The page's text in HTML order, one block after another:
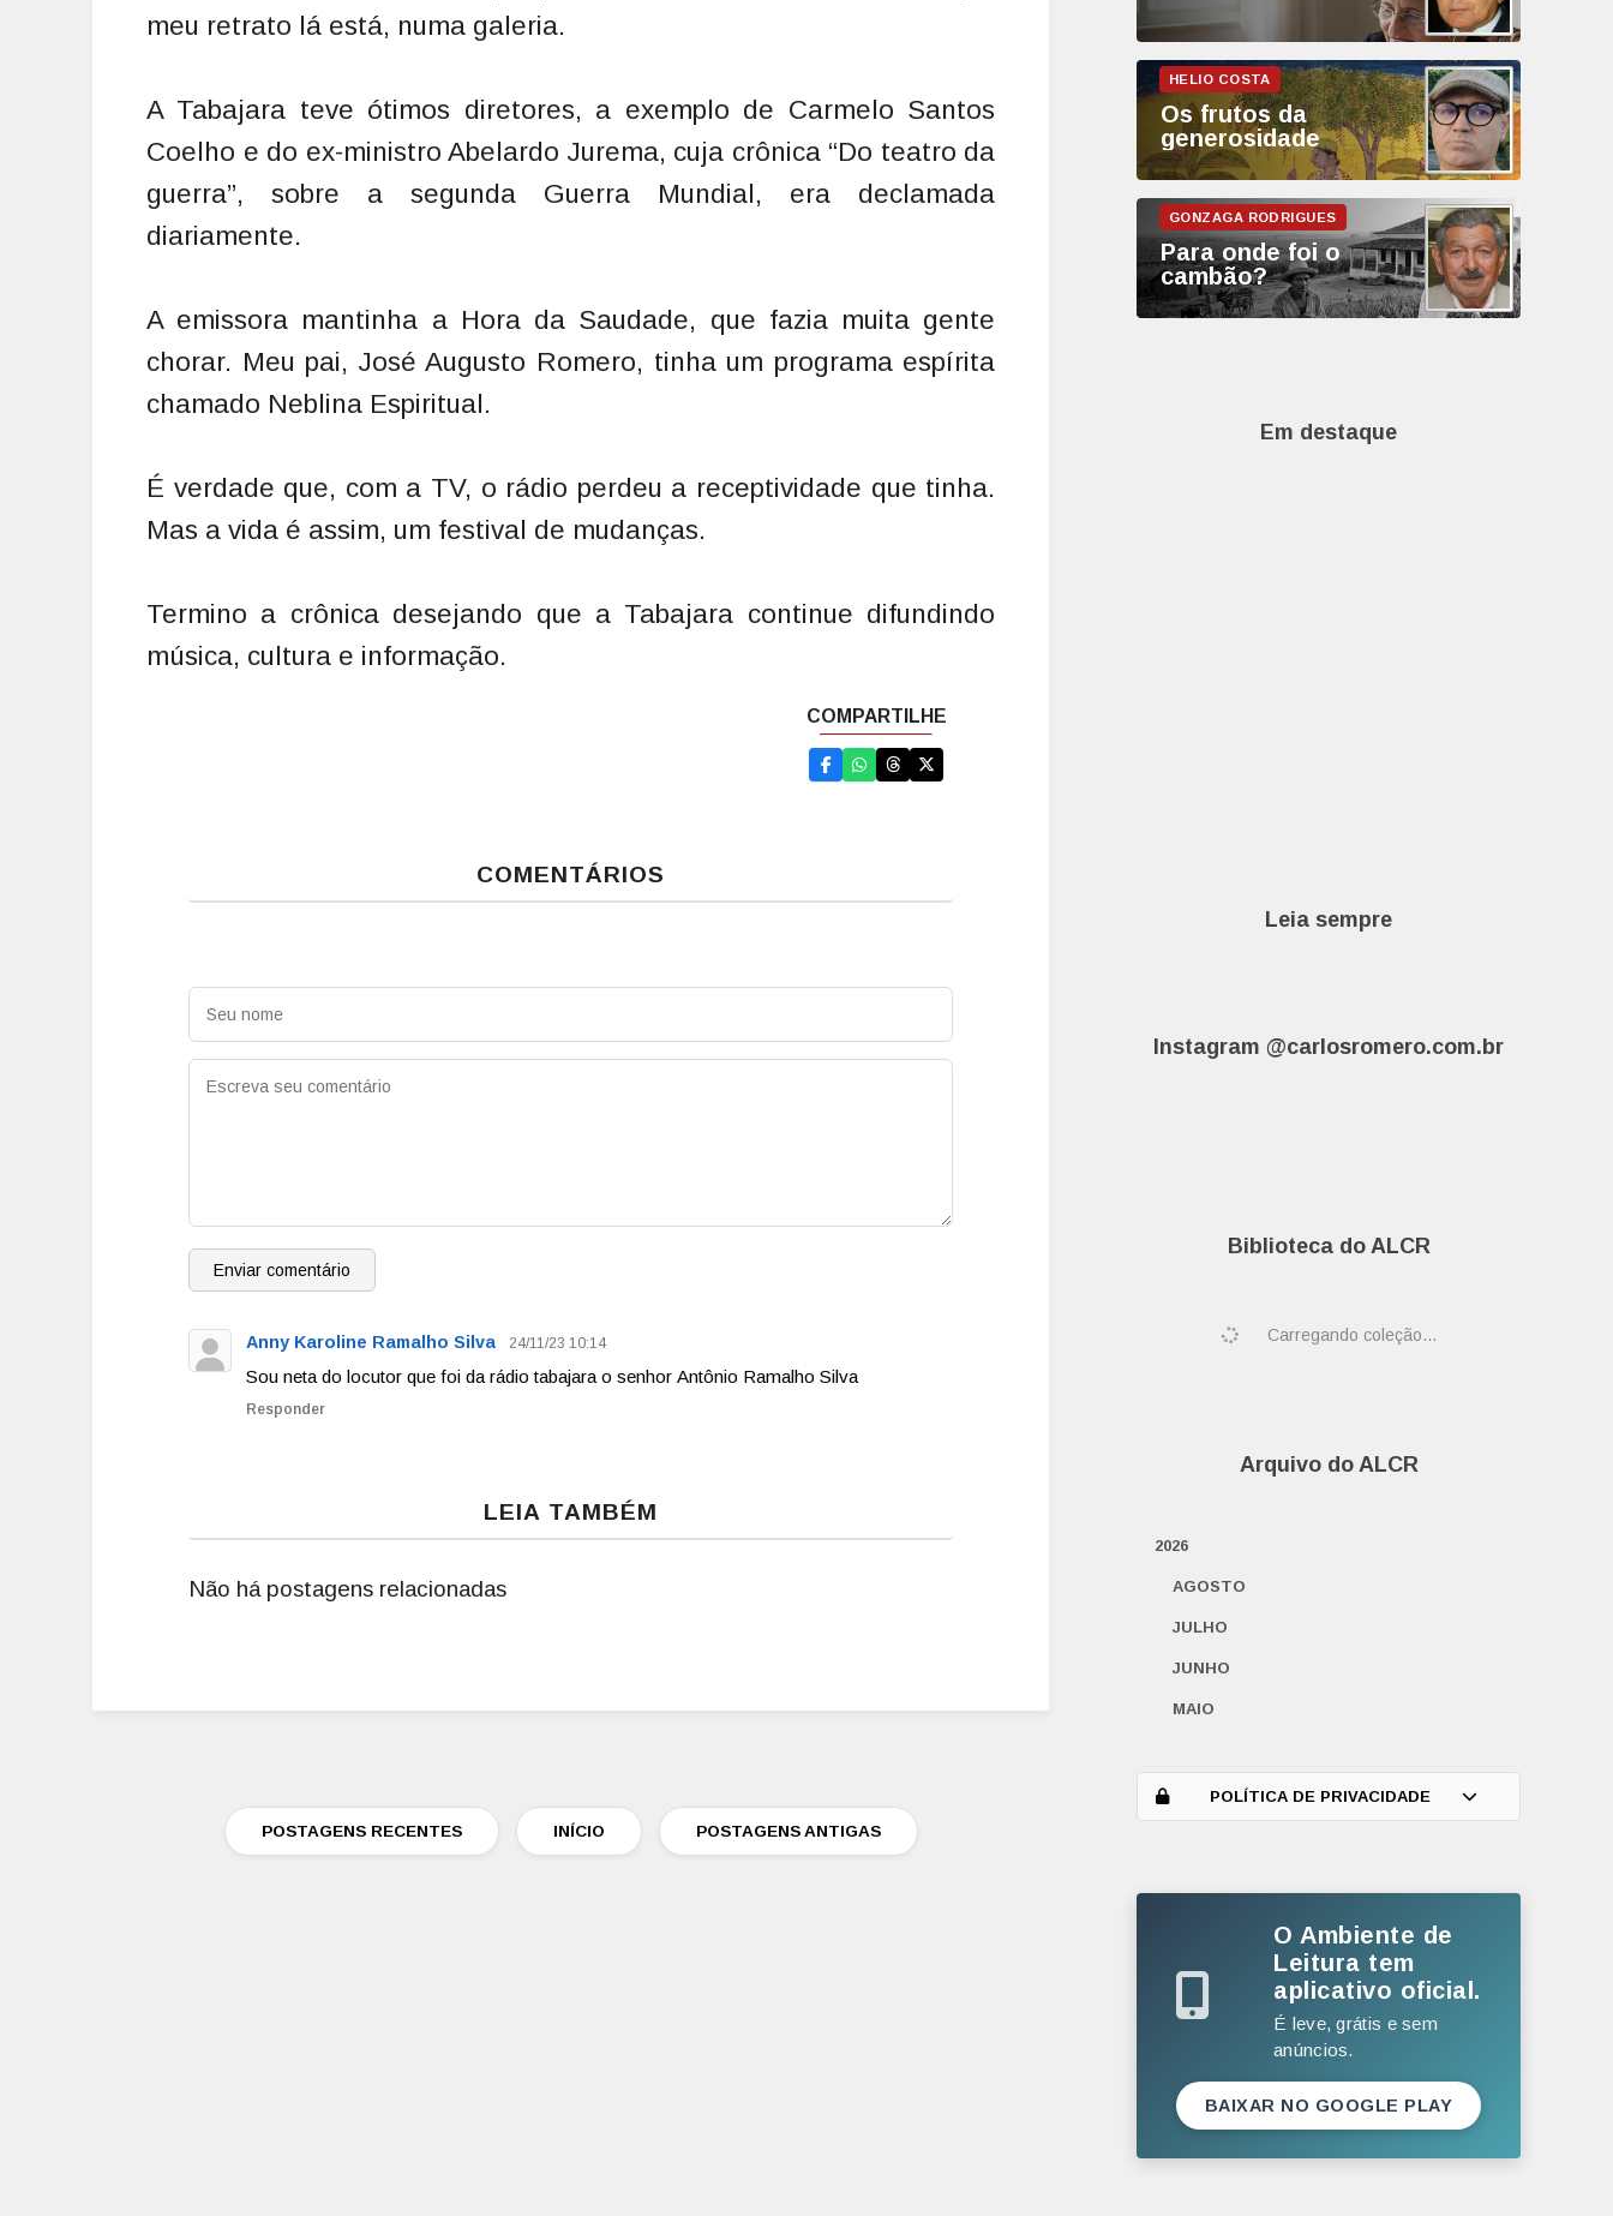
meu retrato lá está, numa galeria.
A Tabajara teve ótimos diretores, a exemplo de Carmelo Santos
Coelho e do ex-ministro Abelardo Jurema, cuja crônica “Do teatro da
guerra”, sobre a segunda Guerra Mundial, era declamada
diariamente.
A emissora mantinha a Hora da Saudade, que fazia muita gente
chorar. Meu pai, José Augusto Romero, tinha um programa espírita
chamado Neblina Espiritual.
É verdade que, com a TV, o rádio perdeu a receptividade que tinha.
Mas a vida é assim, um festival de mudanças.
Termino a crônica desejando que a Tabajara continue difundindo
música, cultura e informação.
COMENTÁRIOS
Enviar comentário
Anny Karoline Ramalho Silva 24/11/23 10:14
Sou neta do locutor que foi da rádio tabajara o senhor Antônio Ramalho Silva
Responder
LEIA TAMBÉM
Não há postagens relacionadas
POSTAGENS RECENTES INÍCIO POSTAGENS ANTIGAS
Os frutos da
generosidade
Para onde foi o
cambão?
Em destaque
Leia sempre
Instagram @carlosromero.com.br
Biblioteca do ALCR
Carregando coleção...
Arquivo do ALCR
2026
AGOSTO
JULHO
JUNHO
MAIO
MARÇO
DEZEMBRO
NOVEMBRO
SETEMBRO
POLÍTICA DE PRIVACIDADE
O Ambiente de
Leitura tem
aplicativo oficial.
É leve, grátis e sem
anúncios.
BAIXAR NO GOOGLE PLAY